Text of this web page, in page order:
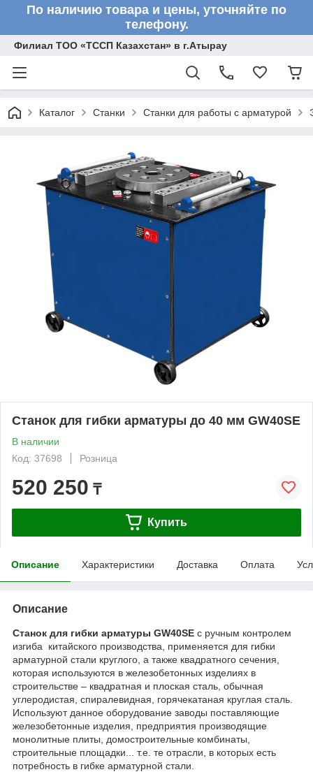
По наличию товара и цены, уточняйте по
телефону.
Филиал ТОО «ТССП Казахстан» в г.Атырау
Каталог Станки Станки для работы с арматурой
Станок для гибки арматуры до 40 мм GW40SE
В наличии
Код: 37698
Розница
520 250 ₸
Купить
Описание Характеристики Доставка Оплата
Описание
Станок для гибки арматуры GW40SE с ручным контролем
изгиба китайского производства, применяется для гибки
арматурной стали круглого, а также квадратного сечения,
которая используются в железобетонных изделиях в
строительстве – квадратная и плоская сталь, обычная
углеродистая, спиралевидная, горячекатаная круглая сталь.
Используют данное оборудование заводы поставляющие
железобетонные изделия, предприятия производящие
монолитные плиты, домостроительные комбинаты,
строительные площадки... т.е. те отрасли, в которых есть
потребность в гибке арматурной стали.